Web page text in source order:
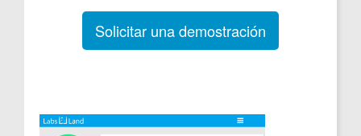
Solicitar una demostración